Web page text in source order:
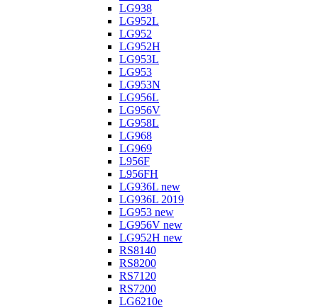
LG938
LG952L
LG952
LG952H
LG953L
LG953
LG953N
LG956L
LG956V
LG958L
LG968
LG969
L956F
L956FH
LG936L new
LG936L 2019
LG953 new
LG956V new
LG952H new
RS8140
RS8200
RS7120
RS7200
LG6210e